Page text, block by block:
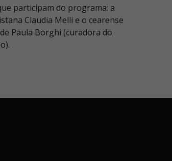
participam do programa: a
Claudia Melli e o cearense
Paula Borghi (curadora do